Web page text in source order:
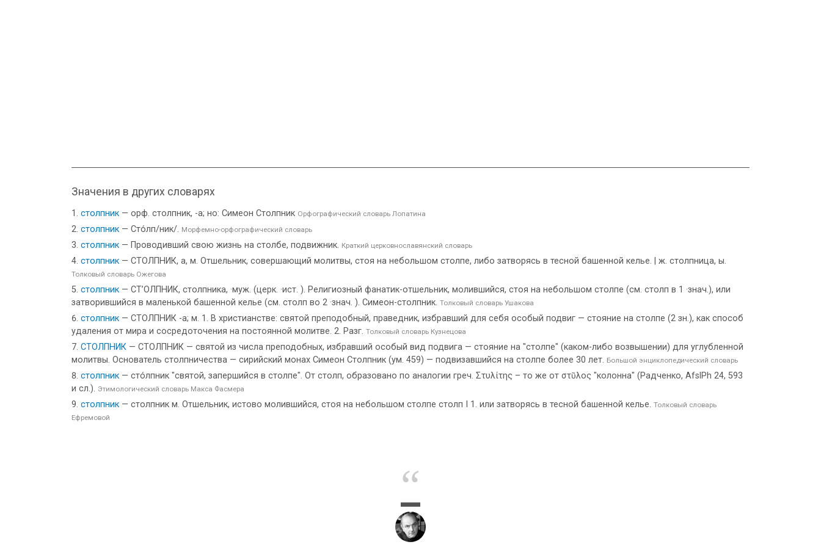
Значения в других словарях
столпник — орф. столпник, -а; но: Симеон Столпник Орфографический словарь Лопатина
столпник — Сто́лп/ник/. Морфемно-орфографический словарь
столпник — Проводивший свою жизнь на столбе, подвижник. Краткий церковнославянский словарь
столпник — СТОЛПНИК, а, м. Отшельник, совершающий молитвы, стоя на небольшом столпе, либо затворясь в тесной башенной келье. | ж. столпница, ы.
Толковый словарь Ожегова
столпник — СТ’ОЛПНИК, столпника, ·муж. (церк. ·ист. ). Религиозный фанатик-отшельник, молившийся, стоя на небольшом столпе (см. столп в 1 ·знач.), или
затворившийся в маленькой башенной келье (см. столп во 2 ·знач. ). Симеон-столпник. Толковый словарь Ушакова
столпник — СТОЛПНИК -а; м. 1. В христианстве: святой преподобный, праведник, избравший для себя особый подвиг — стояние на столпе (2 зн.), как способ
удаления от мира и сосредоточения на постоянной молитве. 2. Разг. Толковый словарь Кузнецова
СТОЛПНИК — СТОЛПНИК — святой из числа преподобных, избравший особый вид подвига — стояние на "столпе" (каком-либо возвышении) для углубленной
молитвы. Основатель столпничества — сирийский монах Симеон Столпник (ум. 459) — подвизавшийся на столпе более 30 лет. Большой энциклопедический словарь
столпник — сто́лпник "святой, запершийся в столпе". От столп, образовано по аналогии греч. Στυλίτης – то же от στῦλος "колонна" (Радченко, AfslPh 24, 593
и сл.). Этимологический словарь Макса Фасмера
столпник — столпник м. Отшельник, истово молившийся, стоя на небольшом столпе столп I 1. или затворясь в тесной башенной келье. Толковый словарь
Ефремовой